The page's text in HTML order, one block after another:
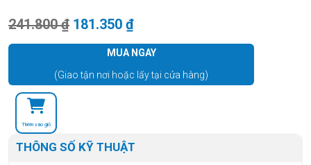
241.800₫ Giá gốc là: 241.800 ₫.
181.350 ₫Giá hiện tại là: 181.350 ₫.
MUA NGAY
(Giao tận nơi hoặc lấy tại cửa hàng)
Thêm vào giỏ
THÔNG SỐ KỸ THUẬT